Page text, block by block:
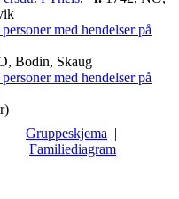
Bodin, Skaug
Gruppeskjema |
Familiediagram